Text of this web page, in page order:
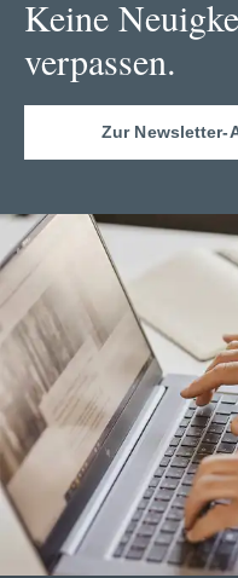
Keine
verpassen.
Zur Newsletter-